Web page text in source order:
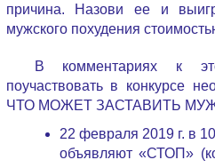
причина. Назови ее и
мужского похудения
В комментариях к
поучаствовать в конкурсе
ЧТО МОЖЕТ ЗАСТАВИТЬ
22 февраля 2019 г. в
объявляют «СТОП»